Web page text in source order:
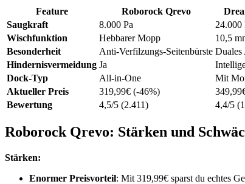
Feature Roborock Qrevo
Saugkraft
8.000 Pa
24.000
Wischfunktion
Hebbarer Mopp
10,5
Besonderheit
Anti-Verfilzungs-Seitenbürste Duales
Hindernisvermeidung Ja
Dock-Typ
All-in-One
Mit
Aktueller Preis
319,99€ (-46%)
Bewertung
4,5/5 (2.411) 4,4/5
Roborock Qrevo: Stärken und
Stärken:
Enormer Preisvorteil: Mit 319,99€ sparst du echtes